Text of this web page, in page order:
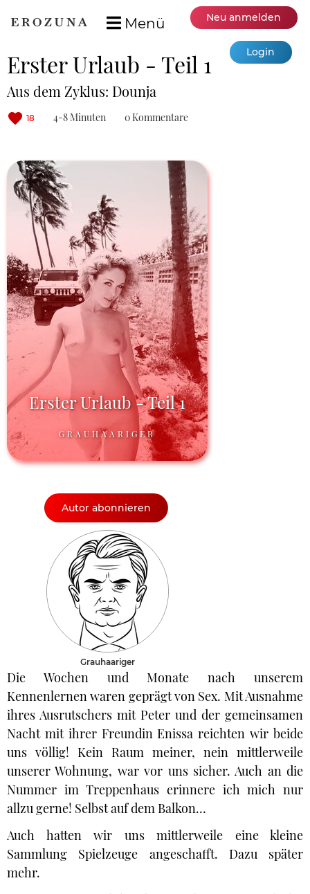
Menü Neu anmelden
Login
Erster Urlaub - Teil 1
Aus dem Zyklus: Dounja
18 4-8 Minuten 0 Kommentare
Erster Urlaub - Teil 1
GRAUHAARIGER
Autor abonnieren
Grauhaariger
Die Wochen und Monate nach unserem
Kennenlernen waren geprägt von Sex. Mit Ausnahme
ihres Ausrutschers mit Peter und der gemeinsamen
Nacht mit ihrer Freundin Enissa reichten wir beide
uns völlig! Kein Raum meiner, nein mittlerweile
unserer Wohnung, war vor uns sicher. Auch an die
Nummer im Treppenhaus erinnere ich mich nur
allzu gerne! Selbst auf dem Balkon…
Auch hatten wir uns mittlerweile eine kleine
Sammlung Spielzeuge angeschafft. Dazu später
mehr.